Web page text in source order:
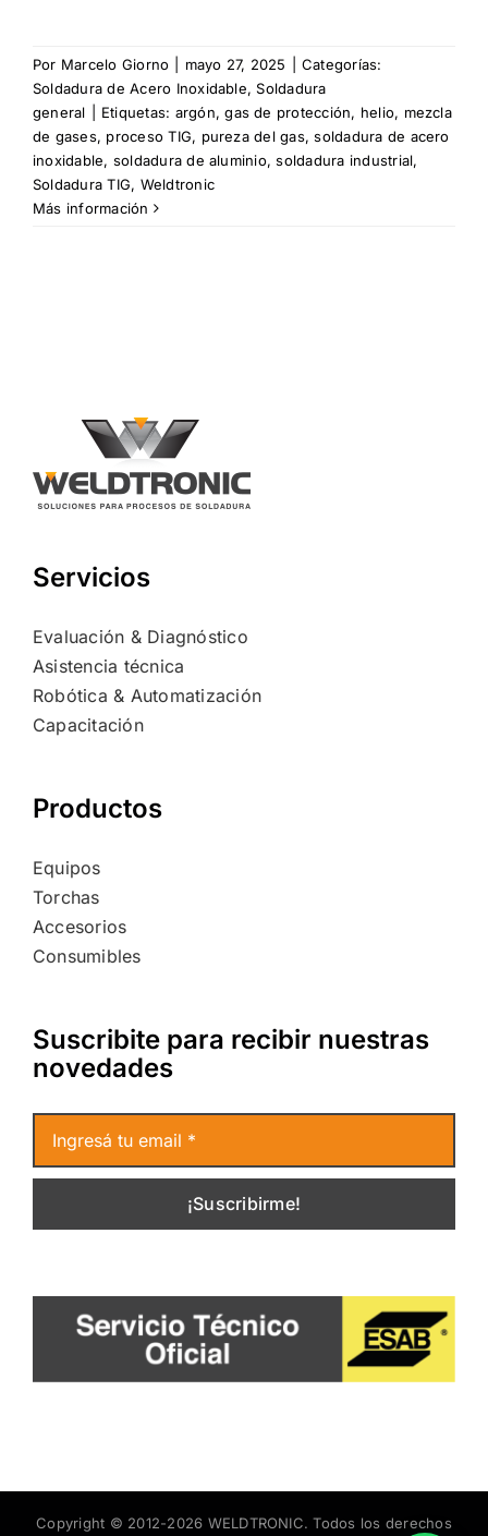
Por Marcelo Giorno mayo 27, 2025
Categorías:
Soldadura de Acero Inoxidable,Soldadura
general
Etiquetas: argón,gas de protección, helio, mezcla
de gases, proceso TIG, pureza del gas,soldadura de acero
inoxidable, soldadura de aluminio,soldadura industrial,
Soldadura TIG, Weldtronic
Más información
Servicios
Evaluación & Diagnóstico
Asistencia técnica
Robótica & Automatización
Capacitación
Productos
Equipos
Torchas
Accesorios
Consumibles
Suscribite para recibir nuestras
novedades
¡Suscribirme!
Copyright © 2012-2026 WELDTRONIC. Todos los derechos